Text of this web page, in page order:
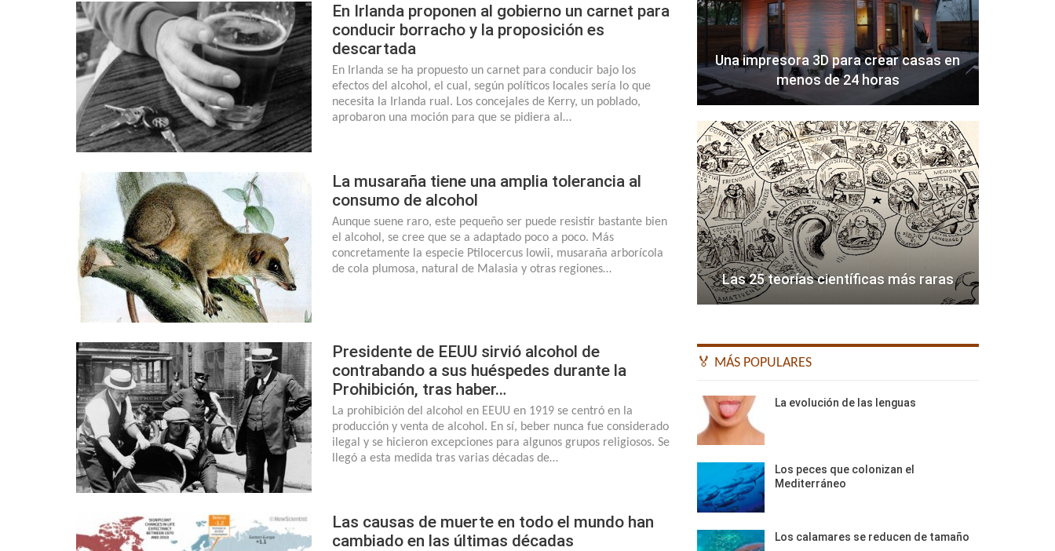
En Irlanda proponen al gobierno un carnet para
conducir borracho y la proposición es
descartada
En Irlanda se ha propuesto un carnet para conducir bajo los
efectos del alcohol, el cual, según políticos locales sería lo que
necesita la Irlanda rual. Los concejales de Kerry, un poblado,
aprobaron una moción para que se pidiera al…
La musaraña tiene una amplia tolerancia al
consumo de alcohol
Aunque suene raro, este pequeño ser puede resistir bastante bien
el alcohol, se cree que se a adaptado poco a poco. Más
concretamente la especie Ptilocercus lowii, musaraña arborícola
de cola plumosa, natural de Malasia y otras regiones…
Presidente de EEUU sirvió alcohol de
contrabando a sus huéspedes durante la
Prohibición, tras haber…
La prohibición del alcohol en EEUU en 1919 se centró en la
producción y venta de alcohol. En sí, beber nunca fue considerado
ilegal y se hicieron excepciones para algunos grupos religiosos. Se
llegó a esta medida tras varias décadas de…
Las causas de muerte en todo el mundo han
cambiado en las últimas décadas
Una impresora 3D para crear casas en
menos de 24 horas
Las 25 teorías científicas más raras
🏅 MÁS POPULARES
La evolución de las lenguas
Los peces que colonizan el
Mediterráneo
Los calamares se reducen de tamaño